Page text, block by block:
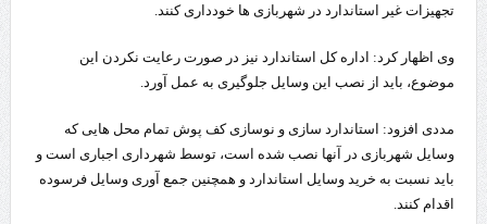
تجهیزات غیر استاندارد در شهربازی ها خودداری کنند.
وی اظهار کرد: اداره کل استاندارد نیز در صورت رعایت نکردن این
موضوع، باید از نصب این وسایل جلوگیری به عمل آورد.
مددی افزود: استاندارد سازی و نوسازی کف پوش تمام محل هایی که
وسایل شهربازی در آنها نصب شده است، توسط شهرداری اجباری است و
باید نسبت به خرید وسایل استاندارد و همچنین جمع آوری وسایل فرسوده
اقدام کنند.